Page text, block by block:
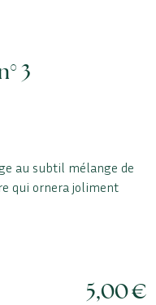
3
au subtil mélange de
qui ornera joliment
5,00€